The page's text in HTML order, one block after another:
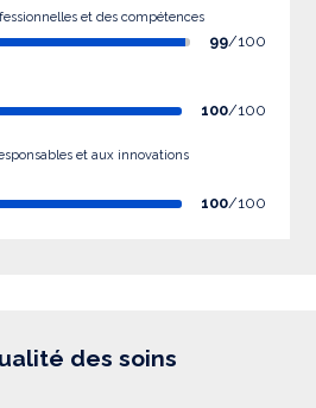
et des compétences
99/100
100/100
et aux innovations
100/100
des soins